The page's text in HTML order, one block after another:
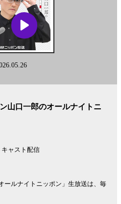
山口一郎のオールナイトニ
ャスト配信
ールナイトニッポン」生放送は、毎